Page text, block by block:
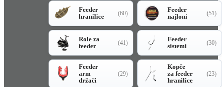
Feeder
hranilice
(60)
Feeder
najloni
(51)
Role za
feeder
(41)
Feeder
sistemi
(30)
Feeder
arm
držači
(29)
Kopče
za feeder
hranilice
(23)